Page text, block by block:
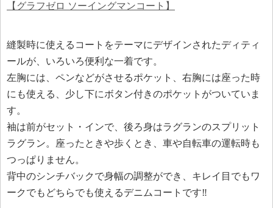
【グラフゼロ ソーイングマンコート】
縫製時に使えるコートをテーマにデザインされたディティ
ールが、いろいろ便利な一着です。
左胸には、ペンなどがさせるポケット、右胸には座った時
にも使える、少し下にボタン付きのポケットがついていま
す。
袖は前がセット・インで、後ろ身はラグランのスプリット
ラグラン。座ったときや歩くとき、車や自転車の運転時も
つっぱりません。
背中のシンチバックで身幅の調整ができ、キレイ目でもワ
ークでもどちらでも使えるデニムコートです‼︎